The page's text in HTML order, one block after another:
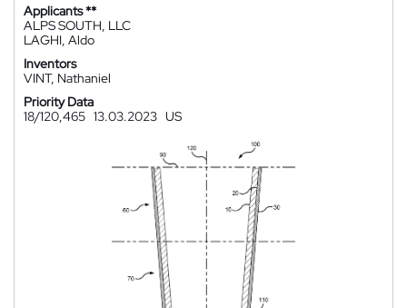
Applicants **
ALPS SOUTH, LLC
LAGHI, Aldo
Inventors
VINT, Nathaniel
Priority Data
18/120,465 13.03.2023 US